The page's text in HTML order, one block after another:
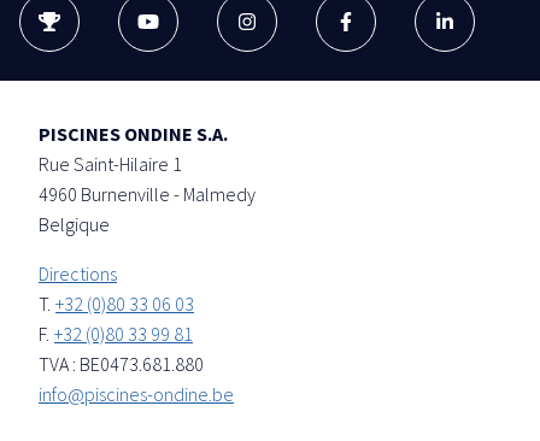
PISCINES ONDINE S.A.
Rue Saint-Hilaire 1
4960 Burnenville - Malmedy
Belgique
Directions
T. +32 (0)80 33 06 03
F. +32 (0)80 33 99 81
TVA : BE0473.681.880
info@piscines-ondine.be